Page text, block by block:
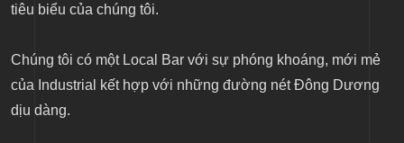
tiêu biểu của chúng tôi.
Chúng tôi có một Local Bar với sự phóng khoáng, mới mẻ
của Industrial kết hợp với những đường nét Đông Dương
dịu dàng.